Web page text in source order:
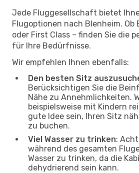
Jede Fluggesellschaft bietet
Flugoptionen nach Blenheim. Ob
oder First Class – finden Sie die
für Ihre Bedürfnisse.
Wir empfehlen Ihnen ebenfalls:
Den besten Sitz
Berücksichtigen Sie die
Nähe zu Annehmlichkeiten.
beispielsweise mit Kindern
gute Idee sein, Ihren Sitz
zu buchen.
Viel Wasser zu trinken:
während des gesamten
Wasser zu trinken, da die
dehydrierend sein kann.